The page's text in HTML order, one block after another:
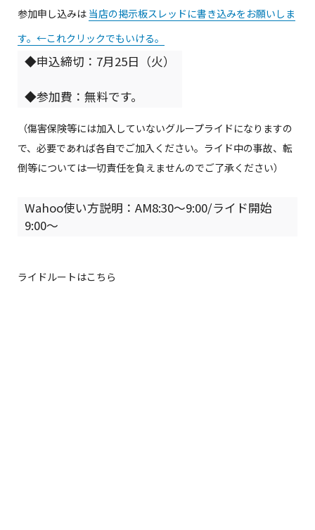
参加申し込みは 当店の掲示板スレッドに書き込みをお願いしま
す。←これクリックでもいける。
◆申込締切：7月25日（火）
◆参加費：無料です。
（傷害保険等には加入していないグループライドになりますの
で、必要であれば各自でご加入ください。ライド中の事故、転
倒等については一切責任を負えませんのでご了承ください）
Wahoo使い方説明：AM8:30～9:00/ライド開始
9:00～
ライドルートはこちら